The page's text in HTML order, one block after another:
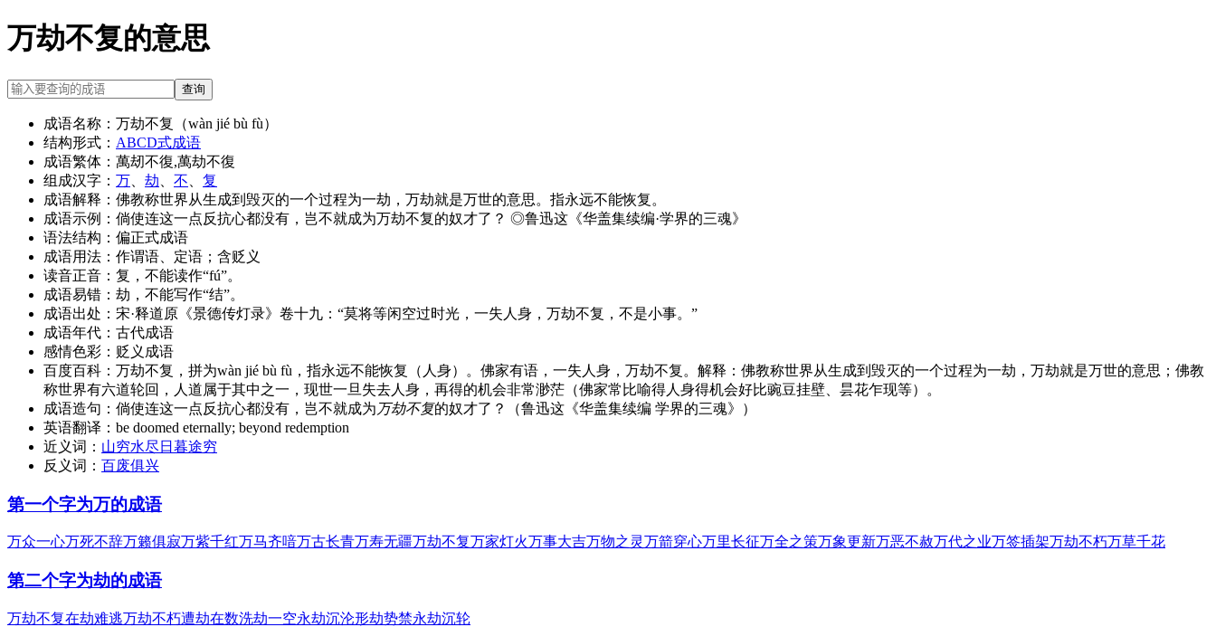
万劫不复的意思
查询
成语名称： 万劫不复（wàn jié bù fù）
结构形式： ABCD式成语
成语繁体： 萬刼不復,萬劫不復
组成汉字： 万 劫 不
复
成语解释： 佛教称世界从生成到毁灭的一个过程为一劫，万劫就是万世的意思。指永远不能恢复。
成语示例： 倘使连这一点反抗心都没有，岂不就成为万劫不复的奴才了？ ◎鲁迅这《华盖集续编·学界的三魂》
语法结构： 偏正式成语
成语用法： 作谓语、定语；含贬义
读音正音： 复，不能读作“fú”。
成语易错： 劫，不能写作“结”。
成语出处： 宋·释道原《景德传灯录》卷十九：“莫将等闲空过时光，一失人身，万劫不复，不是小事。”
成语年代： 古代成语
感情色彩： 贬义成语
百度百科： 万劫不复，拼为wàn jié bù fù，指永远不能恢复（人身）。佛家有语，一失人身，万劫不复。解释：佛教称世界从生成到毁灭的一个过程为一劫，万劫就是万世的意思；佛教
称世界有六道轮回，人道属于其中之一，现世一旦失去人身，再得的机会非常渺茫（佛家常比喻得人身得机会好比豌豆挂壁、昙花乍现等）。
成语造句： 倘使连这一点反抗心都没有，岂不就成为 万劫不复的奴才了？（鲁迅这《华盖集续编 学界的三魂》）
英语翻译： be doomed eternally; beyond redemption
近义词： 山穷水尽 日暮途穷
反义词： 百废俱兴
第一个字为万的成语
万众一心万死不辞万籁俱寂万紫千红万马齐喑万古长青万寿无疆万劫不复万家灯火万事大吉万物之灵万箭穿心万里长征万全之策万象更新万恶不赦万代之业万签插架万劫不朽万草千花
第二个字为劫的成语
万劫不复在劫难逃万劫不朽遭劫在数洗劫一空永劫沉沦形劫势禁永劫沉轮